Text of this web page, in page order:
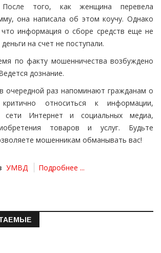
того, как женщина перевела
она написала об этом коучу. Однако
информация о сборе средств еще не
на счет не поступали.
по факту мошенничества возбуждено
дознание.
очередной раз напоминают гражданам о
критично относиться к информации,
Интернет и социальных медиа,
товаров и услуг. Будьте
мошенникам обманывать вас!
УМВД Подробнее ...